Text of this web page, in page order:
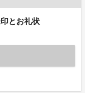
とお礼状